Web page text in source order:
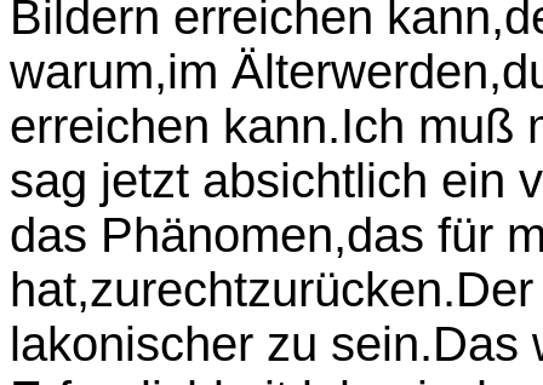
Bildern erreichen
warum,im
erreichen kann.Ich muß
sag jetzt absichtlich ein
das Phänomen,das für
lakonischer zu sein.Das